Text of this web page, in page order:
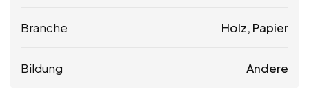
Branche Holz, Papier
Bildung Andere